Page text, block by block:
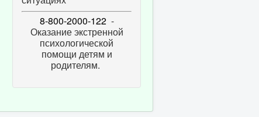
8-800-2000-122-
Оказание экстренной
психологической
помощи детям и
родителям.